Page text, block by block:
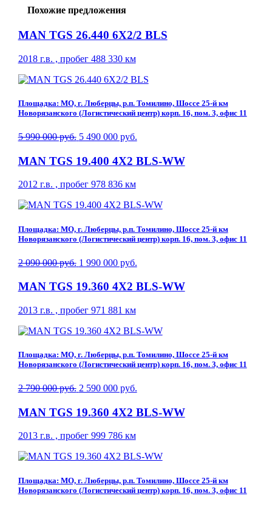
Похожие предложения
MAN TGS 26.440 6X2/2 BLS
2018 г.в. , пробег 488 330 км
Площадка: МО, г. Люберцы, р.п. Томилино, Шоссе 25-й км
Новорязанского (Логистический центр) корп. 16, пом. 3, офис 11
5 990 000 руб. 5 490 000 руб.
MAN TGS 19.400 4X2 BLS-WW
2012 г.в. , пробег 978 836 км
Площадка: МО, г. Люберцы, р.п. Томилино, Шоссе 25-й км
Новорязанского (Логистический центр) корп. 16, пом. 3, офис 11
2 090 000 руб. 1 990 000 руб.
MAN TGS 19.360 4X2 BLS-WW
2013 г.в. , пробег 971 881 км
Площадка: МО, г. Люберцы, р.п. Томилино, Шоссе 25-й км
Новорязанского (Логистический центр) корп. 16, пом. 3, офис 11
2 790 000 руб. 2 590 000 руб.
MAN TGS 19.360 4X2 BLS-WW
2013 г.в. , пробег 999 786 км
Площадка: МО, г. Люберцы, р.п. Томилино, Шоссе 25-й км
Новорязанского (Логистический центр) корп. 16, пом. 3, офис 11